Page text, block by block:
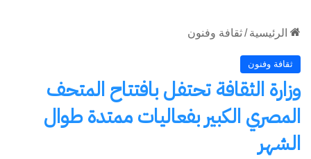
الرئيسية /ثقافة وفنون
ثقافة وفنون
وزارة الثقافة تحتفل بافتتاح المتحف
المصري الكبير بفعاليات ممتدة طوال
الشهر